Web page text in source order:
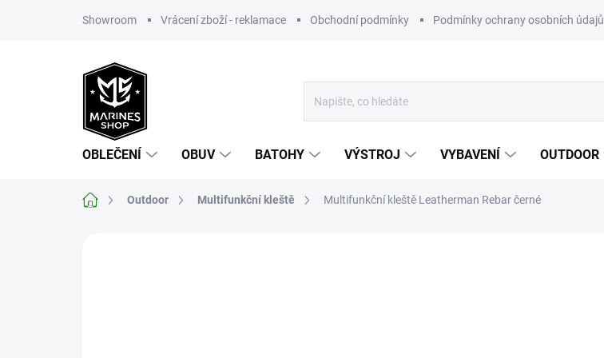
Showroom Vrácení zboží - reklamace Obchodní podmínky Podmínky ochrany osobních údajů
OBLEČENÍ OBUV BATOHY VÝSTROJ VYBAVENÍ OUTDOOR
Domů Outdoor Multifunkční kleště Multifunkční kleště Leatherman Rebar černé